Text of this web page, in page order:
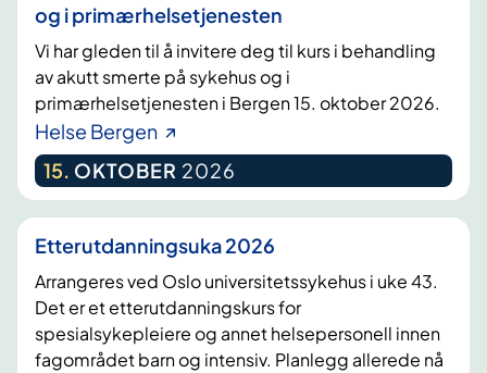
og i primærhelsetjenesten
Vi har gleden til å invitere deg til kurs i behandling
av akutt smerte på sykehus og i
primærhelsetjenesten i Bergen 15. oktober 2026.
Helse Bergen
15. OKTOBER 2026
Etterutdanningsuka 2026
Arrangeres ved Oslo universitetssykehus i uke 43.
Det er et etterutdanningskurs for
spesialsykepleiere og annet helsepersonell innen
fagområdet barn og intensiv. Planlegg allerede nå